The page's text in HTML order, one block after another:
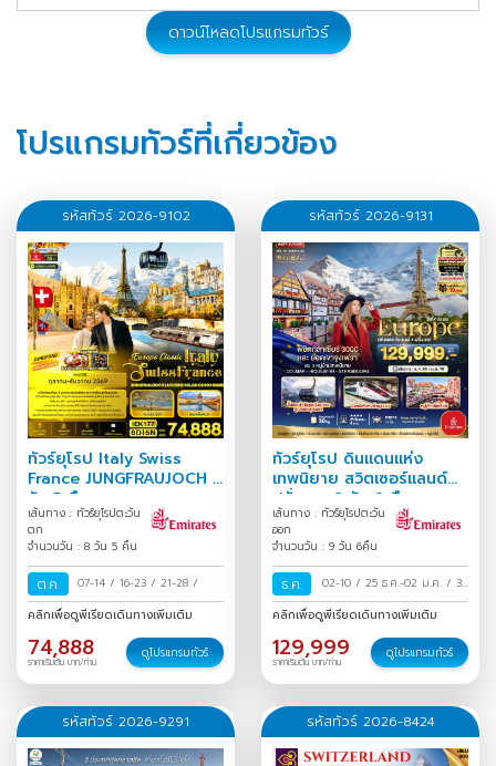
ดาวน์โหลดโปรแกรมทัวร์
โปรแกรมทัวร์ที่เกี่ยวข้อง
รหัสทัวร์ 2026-9102
ทัวร์ยุโรป Italy Swiss
France JUNGFRAUJOCH 8
วัน 5 คืน
เส้นทาง : ทัวร์ยุโรปตะวัน
ตก
จำนวนวัน : 8 วัน 5 คืน
ต.ค. 07-14 / 16-23 / 21-28 /
คลิกเพื่อดูพีเรียดเดินทางเพิ่มเติม
74,888
ราคาเริ่มต้น บาท/ท่าน
ดูโปรแกรมทัวร์
รหัสทัวร์ 2026-9131
ทัวร์ยุโรป ดินแดนแห่ง
เทพนิยาย สวิตเซอร์แลนด์
ฝรั่งเศส 9 วัน 6 คืน
เส้นทาง : ทัวร์ยุโรปตะวัน
ออก
จำนวนวัน : 9 วัน 6คืน
ธ.ค. 02-10 / 25 ธ.ค.-02 ม.ค. / 30
ธ.ค.-07 ม.ค./
คลิกเพื่อดูพีเรียดเดินทางเพิ่มเติม
129,999
ราคาเริ่มต้น บาท/ท่าน
ดูโปรแกรมทัวร์
รหัสทัวร์ 2026-9291 รหัสทัวร์ 2026-8424